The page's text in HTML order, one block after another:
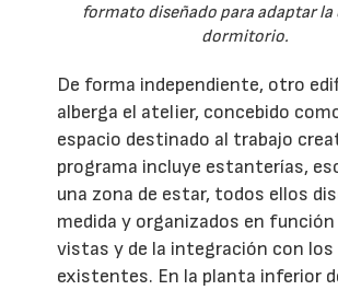
formato diseñado para adaptar la
dormitorio.
De forma independiente, otro
alberga el atelier, concebido
espacio destinado al trabajo
programa incluye estanterías,
una zona de estar, todos ellos
medida y organizados en función
vistas y de la integración con los
existentes. En la planta inferior